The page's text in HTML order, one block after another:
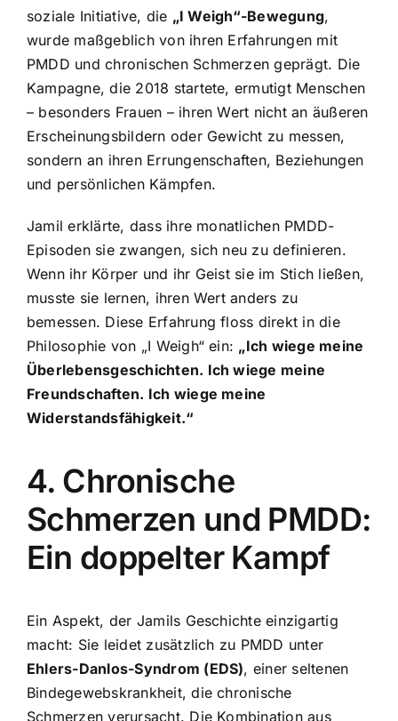
soziale Initiative, die „I Weigh“-Bewegung,
wurde maßgeblich von ihren Erfahrungen mit
PMDD und chronischen Schmerzen geprägt. Die
Kampagne, die 2018 startete, ermutigt Menschen
– besonders Frauen – ihren Wert nicht an äußeren
Erscheinungsbildern oder Gewicht zu messen,
sondern an ihren Errungenschaften, Beziehungen
und persönlichen Kämpfen.
Jamil erklärte, dass ihre monatlichen PMDD-
Episoden sie zwangen, sich neu zu definieren.
Wenn ihr Körper und ihr Geist sie im Stich ließen,
musste sie lernen, ihren Wert anders zu
bemessen. Diese Erfahrung floss direkt in die
Philosophie von „I Weigh“ ein: „Ich wiege meine
Überlebensgeschichten. Ich wiege meine
Freundschaften. Ich wiege meine
Widerstandsfähigkeit.“
4. Chronische
Schmerzen und PMDD:
Ein doppelter Kampf
Ein Aspekt, der Jamils Geschichte einzigartig
macht: Sie leidet zusätzlich zu PMDD unter
Ehlers-Danlos-Syndrom (EDS), einer seltenen
Bindegewebskrankheit, die chronische
Schmerzen verursacht. Die Kombination aus